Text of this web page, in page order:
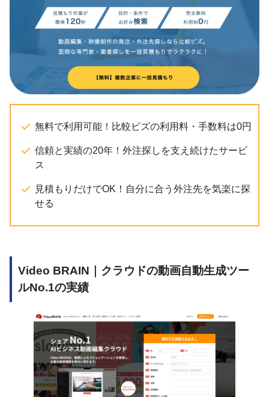
無料で利用可能！比較ビズの利用料・手数料は0円
信頼と実績の20年！外注探しを支え続けたサービ
ス
見積もりだけでOK！自分に合う外注先を気楽に探
せる
Video BRAIN｜クラウドの動画自動生成ツー
ルNo.1の実績